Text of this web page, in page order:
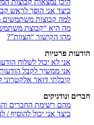
כיצד אני הופך לראש
למה קבוצות משתמשים
מה היא “קבוצת
מהו הקישור “הצוות”?
הודעות פרטיות
אני לא יכול לשלוח
אני ממשיך לקבל
קיבלתי דואר
חברים ונודניקים
מהם רשימת החברים
כיצד אני יכול להוסיף